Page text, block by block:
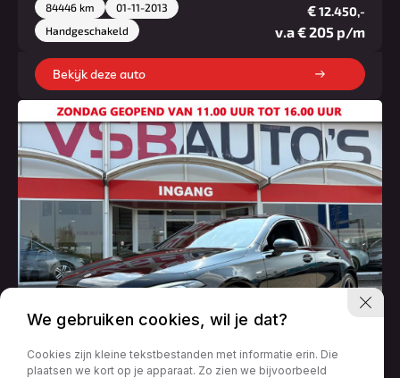
84446 km
01-11-2013
Handgeschakeld
€12.450,-
v.a € 205 p/m
Bekijk deze auto
We gebruiken cookies, wil je dat?
Cookies zijn kleine tekstbestanden met informatie erin. Die
plaatsen we kort op je apparaat. Zo zien we bijvoorbeeld